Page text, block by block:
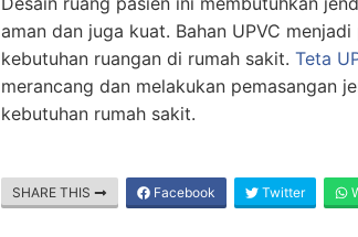
aman dan juga kuat. Bahan UPVC
kebutuhan ruangan di rumah sakit. Teta
merancang dan melakukan pemasangan
kebutuhan rumah sakit.
SHARE THIS Facebook Twitter